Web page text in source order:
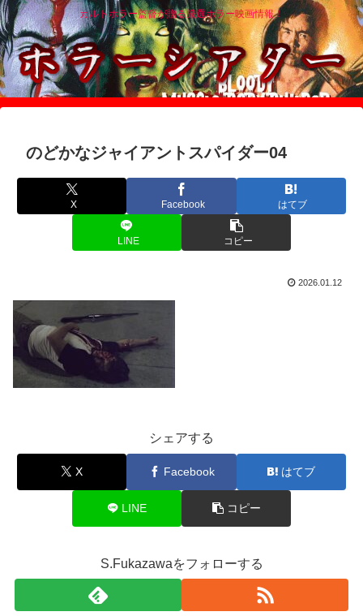
カルトホラー監督が贈る厳選ホラー映画情報！
のどかなジャイアントスパイダー04
X Facebook はてブ
LINE コピー
2026.01.12
シェアする
X Facebook はてブ
LINE コピー
S.Fukazawaをフォローする